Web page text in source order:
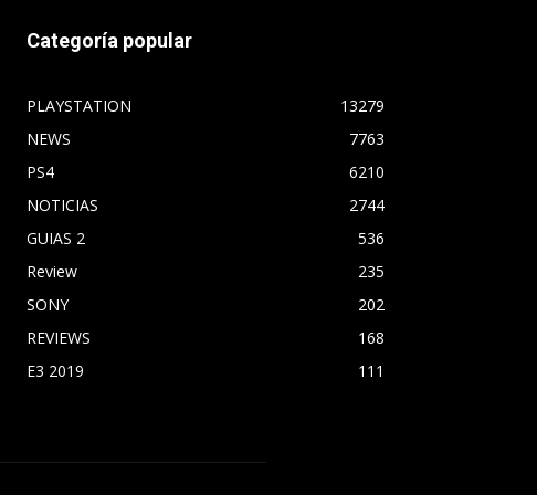
Categoría popular
PLAYSTATION
13279
NEWS
7763
PS4
6210
NOTICIAS
2744
GUIAS 2
536
Review
235
SONY
202
REVIEWS
168
E3 2019
111